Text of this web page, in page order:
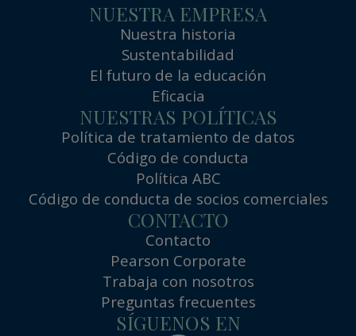
NUESTRA EMPRESA
Nuestra historia
Sustentabilidad
El futuro de la educación
Eficacia
NUESTRAS POLÍTICAS
Política de tratamiento de datos
Código de conducta
Política ABC
Código de conducta de socios comerciales
CONTACTO
Contacto
Pearson Corporate
Trabaja con nosotros
Preguntas frecuentes
SÍGUENOS EN